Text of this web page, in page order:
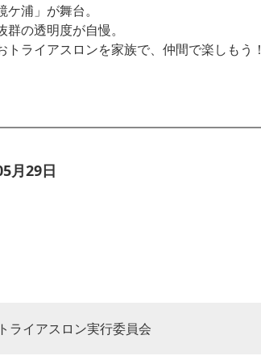
浦」が舞台。
の透明度が自慢。
ライアスロンを家族で、仲間で楽しもう！
月29日
ライアスロン実行委員会